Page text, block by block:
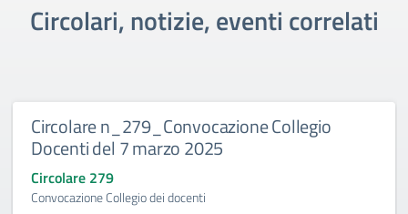
Circolari, notizie, eventi correlati
Circolare n_279_Convocazione Collegio
Docenti del 7 marzo 2025
Circolare 279
Convocazione Collegio dei docenti